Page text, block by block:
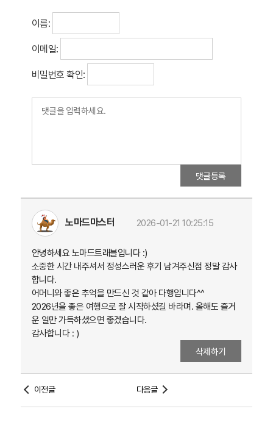
이름:
이메일:
비밀번호 확인:
댓글등록
노마드마스터 2026-01-21 10:25:15
안녕하세요 노마드트래블입니다 :)
소중한 시간 내주셔서 정성스러운 후기 남겨주신점 정말 감사
합니다.
어머니와 좋은 추억을 만드신 것 같아 다행입니다^^
2026년을 좋은 여행으로 잘 시작하셨길 바라며. 올해도 즐거
운 일만 가득하셨으면 좋겠습니다.
감사합니다 : )
삭제하기
이전글 다음글